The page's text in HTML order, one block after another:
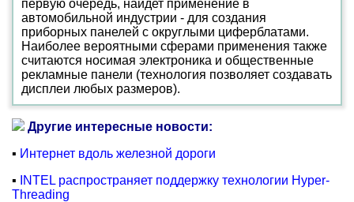
первую очередь, найдет применение в
автомобильной индустрии - для создания
приборных панелей с округлыми циферблатами.
Наиболее вероятными сферами применения также
считаются носимая электроника и общественные
рекламные панели (технология позволяет создавать
дисплеи любых размеров).
Другие интересные новости:
▪ Интернет вдоль железной дороги
▪
INTEL распространяет поддержку технологии Hyper-
Threading